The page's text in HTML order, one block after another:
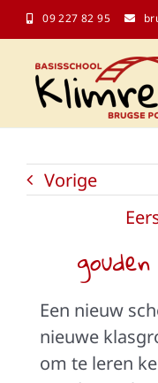
naar
inhoud
09 227 82 95
Vorige
Een nieuw
nieuwe
om te leren